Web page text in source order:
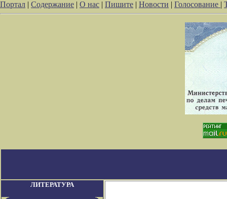
Портал | Содержание | О нас | Пишите | Новости | Голосование |
ЛИТЕРАТУРА